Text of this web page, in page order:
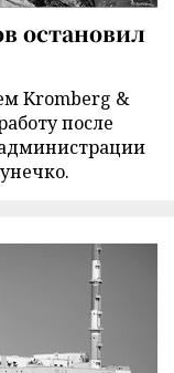
остановил
Kromberg &
после